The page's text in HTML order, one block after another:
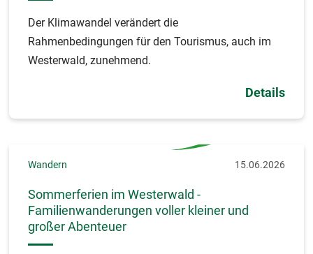
Der Klimawandel verändert die
Rahmenbedingungen für den Tourismus, auch im
Westerwald, zunehmend.
Details
Wandern 15.06.2026
Sommerferien im Westerwald -
Familienwanderungen voller kleiner und
großer Abenteuer